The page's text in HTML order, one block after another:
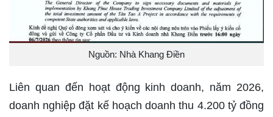
Nguồn: Nhà Khang Điền
Liên quan đến hoạt động kinh doanh, năm 2026,
doanh nghiệp đặt kế hoạch doanh thu 4.200 tỷ đồng